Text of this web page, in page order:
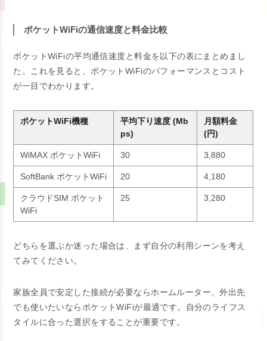
ポケットWiFiの通信速度と料金比較
ポケットWiFiの平均通信速度と料金を以下の表にまとめまし
た。これを見ると、ポケットWiFiのパフォーマンスとコスト
が一目でわかります。
ポケットWiFi機種
平均下り速度 (Mb
ps)
月額料金
(円)
WiMAX ポケットWiFi 30 3,880
SoftBank ポケットWiFi 20 4,180
クラウドSIM ポケット
WiFi
25 3,280
どちらを選ぶか迷った場合は、まず自分の利用シーンを考え
てみてください。
家族全員で安定した接続が必要ならホームルーター、外出先
でも使いたいならポケットWiFiが最適です。自分のライフス
タイルに合った選択をすることが重要です。